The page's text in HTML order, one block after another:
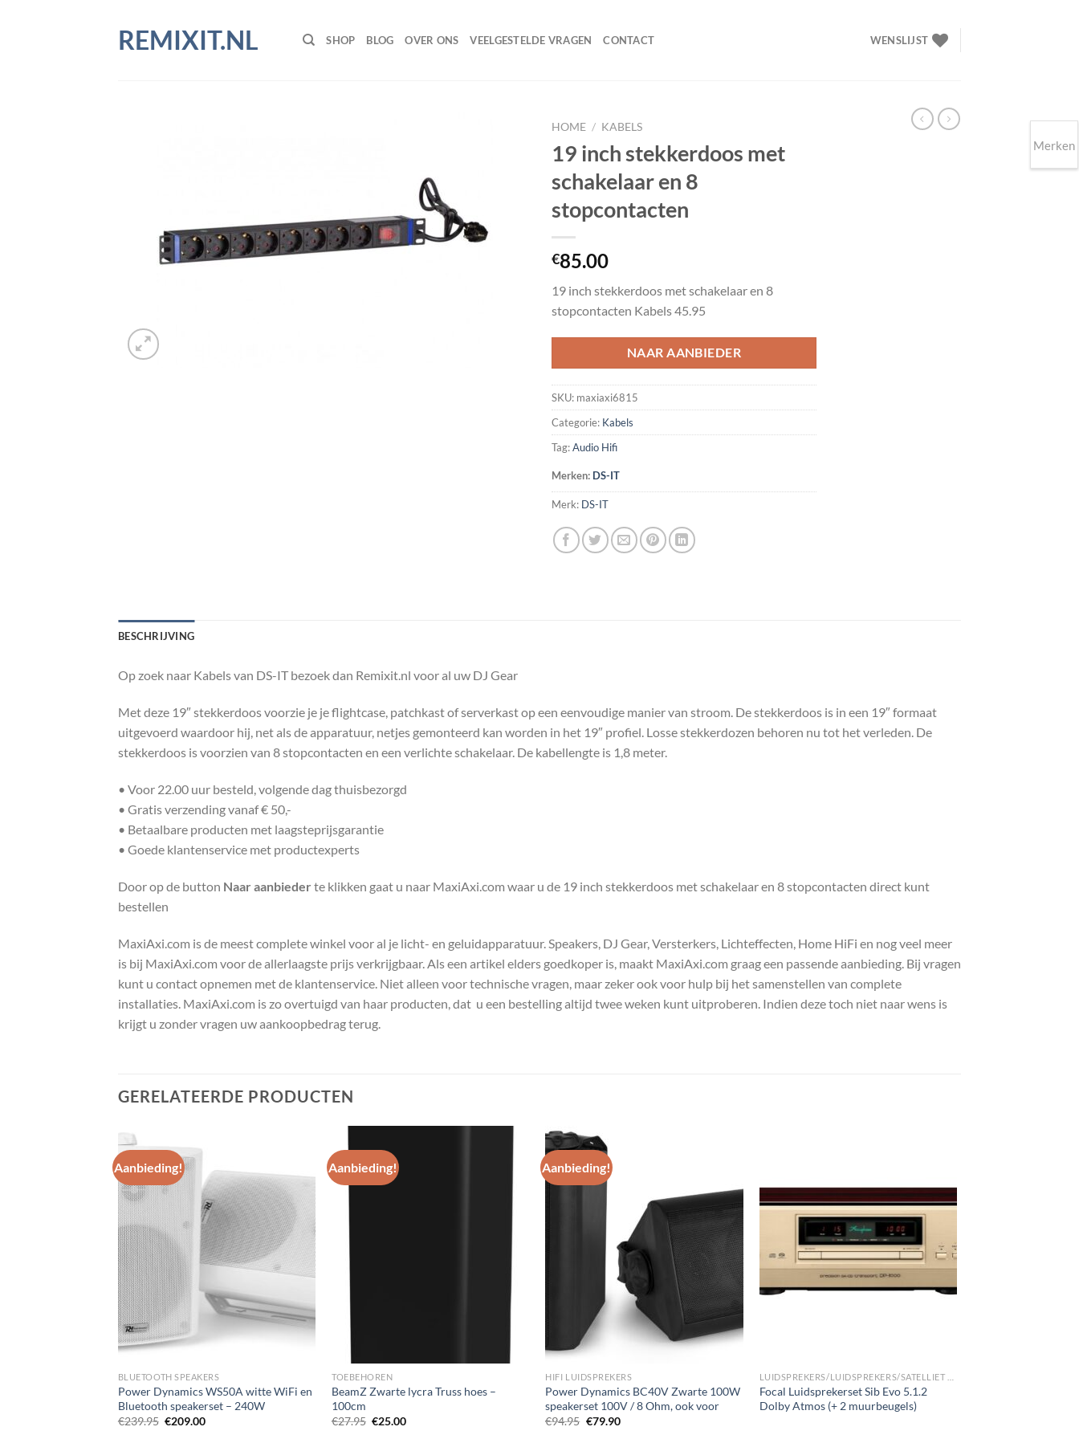
REMIXIT.NL SHOP BLOG OVER ONS VEELGESTELDE VRAGEN CONTACT WENSLIJST
wenslijst
HOME / KABELS
19 inch stekkerdoos met
schakelaar en 8
stopcontacten
€85.00
19 inch stekkerdoos met schakelaar en 8
stopcontacten Kabels 45.95
NAAR AANBIEDER
SKU: maxiaxi6815
Categorie: Kabels
Tag:Audio Hifi
Merken: DS-IT
Merk: DS-IT
BESCHRIJVING
Op zoek naar Kabels van DS-IT bezoek dan Remixit.nl voor al uw DJ Gear
Met deze 19″ stekkerdoos voorzie je je flightcase, patchkast of serverkast op een eenvoudige manier van stroom. De stekkerdoos is in een 19″ formaat
uitgevoerd waardoor hij, net als de apparatuur, netjes gemonteerd kan worden in het 19″ profiel. Losse stekkerdozen behoren nu tot het verleden. De
stekkerdoos is voorzien van 8 stopcontacten en een verlichte schakelaar. De kabellengte is 1,8 meter.
• Voor 22.00 uur besteld, volgende dag thuisbezorgd
• Gratis verzending vanaf € 50,-
• Betaalbare producten met laagsteprijsgarantie
• Goede klantenservice met productexperts
Door op de button Naar aanbieder te klikken gaat u naar MaxiAxi.com waar u de 19 inch stekkerdoos met schakelaar en 8 stopcontacten direct kunt
bestellen
MaxiAxi.com is de meest complete winkel voor al je licht- en geluidapparatuur. Speakers, DJ Gear, Versterkers, Lichteffecten, Home HiFi en nog veel meer
is bij MaxiAxi.com voor de allerlaagste prijs verkrijgbaar. Als een artikel elders goedkoper is, maakt MaxiAxi.com graag een passende aanbieding. Bij vragen
kunt u contact opnemen met de klantenservice. Niet alleen voor technische vragen, maar zeker ook voor hulp bij het samenstellen van complete
installaties. MaxiAxi.com is zo overtuigd van haar producten, dat u een bestelling altijd twee weken kunt uitproberen. Indien deze toch niet naar wens is
krijgt u zonder vragen uw aankoopbedrag terug.
GERELATEERDE PRODUCTEN
Aanbieding!
Toevoegen
aan
wenslijst
BLUETOOTH SPEAKERS
Power Dynamics WS50A witte WiFi en
Bluetooth speakerset – 240W
€239.95 Oorspronkelijke
€209.00Huidige
Aanbieding!
TOEBEHOREN
BeamZ Zwarte lycra Truss hoes –
100cm
€27.95 Oorspronkelijke
€25.00Huidige
Aanbieding!
Toevoegen
aan
wenslijst
HIFI LUIDSPREKERS
Power Dynamics BC40V Zwarte 100W
speakerset 100V / 8 Ohm, ook voor
€94.95 Oorspronkelijke
€79.90Huidige
Toevoegen
aan
wenslijst
Focal Luidsprekerset Sib Evo 5.1.2
Dolby Atmos (+ 2 muurbeugels)
Merken